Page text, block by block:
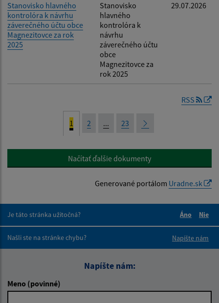
Stanovisko hlavného
kontrolóra k návrhu
záverečného účtu obce
Magnezitovce za rok
2025
Stanovisko
hlavného
kontrolóra k
návrhu
záverečného účtu
obce
Magnezitovce za
rok 2025
29.07.2026
RSS
1 2 ... 23
Načítať ďalšie dokumenty
Generované portálom Uradne.sk
Je táto stránka užitočná?
Áno
Nie
Našli ste na stránke chybu?
Napíšte nám
Napíšte nám:
Meno (povinné)